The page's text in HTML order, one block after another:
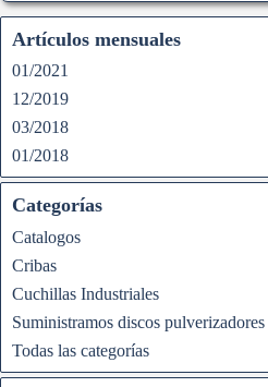
Artículos mensuales
01/2021
12/2019
03/2018
01/2018
Categorías
Catalogos
Cribas
Cuchillas Industriales
Suministramos discos pulverizadores
Todas las categorías